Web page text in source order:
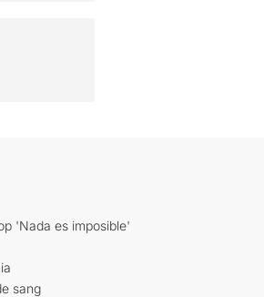
'Nada es imposible'
sang